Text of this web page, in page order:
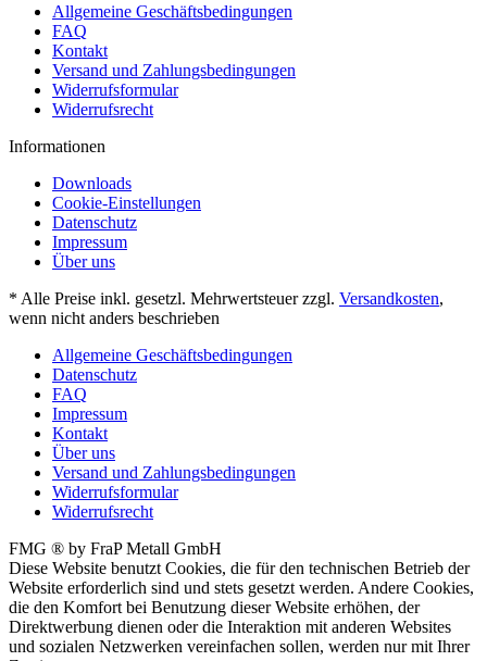
Allgemeine Geschäftsbedingungen
FAQ
Kontakt
Versand und Zahlungsbedingungen
Widerrufsformular
Widerrufsrecht
Informationen
Downloads
Cookie-Einstellungen
Datenschutz
Impressum
Über uns
* Alle Preise inkl. gesetzl. Mehrwertsteuer zzgl. Versandkosten,
wenn nicht anders beschrieben
Allgemeine Geschäftsbedingungen
Datenschutz
FAQ
Impressum
Kontakt
Über uns
Versand und Zahlungsbedingungen
Widerrufsformular
Widerrufsrecht
FMG ® by FraP Metall GmbH
Diese Website benutzt Cookies, die für den technischen Betrieb der
Website erforderlich sind und stets gesetzt werden. Andere Cookies,
die den Komfort bei Benutzung dieser Website erhöhen, der
Direktwerbung dienen oder die Interaktion mit anderen Websites
und sozialen Netzwerken vereinfachen sollen, werden nur mit Ihrer